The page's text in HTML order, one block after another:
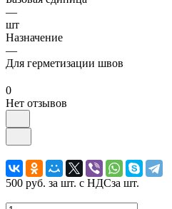
—
шт
Назначение
—
Для герметизации швов
0
Нет отзывов
500 руб. за шт. с НДСза шт.